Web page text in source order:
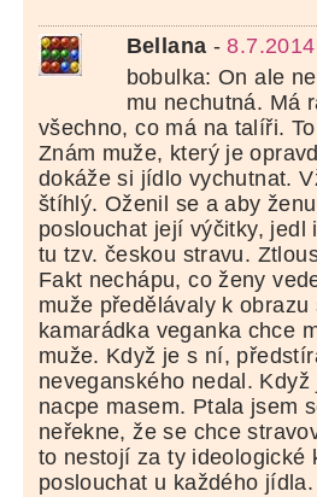
Bellana -
bobulka: On ale
mu nechutná. Má
všechno, co má na talíři.
Znám muže, který je
dokáže si jídlo vychutnat.
štíhlý. Oženil se a aby
poslouchat její výčitky, jedl
tu tzv. českou stravu.
Fakt nechápu, co ženy
muže předělávaly k obrazu
kamarádka veganka chce
muže. Když je s ní,
neveganského nedal.
nacpe masem. Ptala jsem
neřekne, že se chce
to nestojí za ty ideologické
poslouchat u každého jídla.